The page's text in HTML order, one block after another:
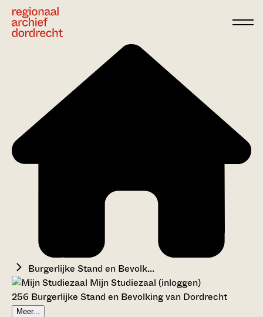
Burgerlijke Stand en Bevolk...
Mijn Studiezaal (inloggen)
256 Burgerlijke Stand en Bevolking van Dordrecht
Meer...